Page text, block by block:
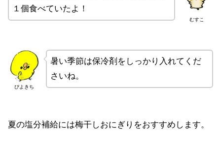
むすこ
１個食べていたよ！
ぴよきち
暑い季節は保冷剤をしっかり入れてくだ
さいね。
夏の塩分補給には梅干しおにぎりをおすすめします。